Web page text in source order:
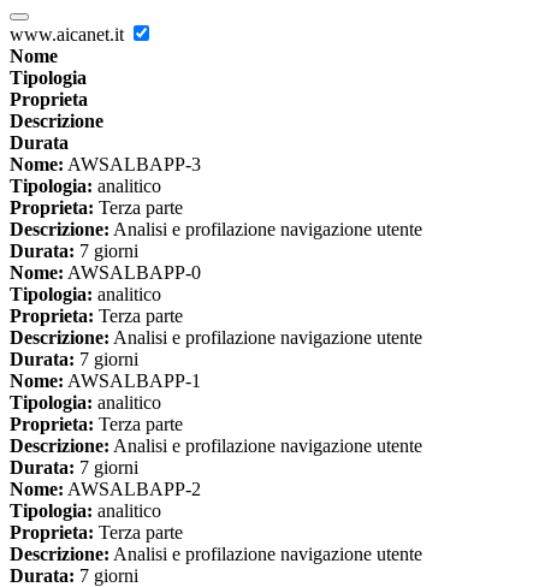
www.aicanet.it
Nome
Tipologia
Proprieta
Descrizione
Durata
Nome: AWSALBAPP-3
Tipologia: analitico
Proprieta: Terza parte
Descrizione: Analisi e profilazione navigazione utente
Durata: 7 giorni
Nome: AWSALBAPP-0
Tipologia: analitico
Proprieta: Terza parte
Descrizione: Analisi e profilazione navigazione utente
Durata: 7 giorni
Nome: AWSALBAPP-1
Tipologia: analitico
Proprieta: Terza parte
Descrizione: Analisi e profilazione navigazione utente
Durata: 7 giorni
Nome: AWSALBAPP-2
Tipologia: analitico
Proprieta: Terza parte
Descrizione: Analisi e profilazione navigazione utente
Durata: 7 giorni